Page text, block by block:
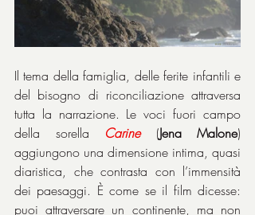
Il tema della famiglia, delle ferite infantili e
del bisogno di riconciliazione attraversa
tutta la narrazione. Le voci fuori campo
della sorella Carine (Jena Malone)
aggiungono una dimensione intima, quasi
diaristica, che contrasta con l’immensità
dei paesaggi. È come se il film dicesse:
puoi attraversare un continente, ma non